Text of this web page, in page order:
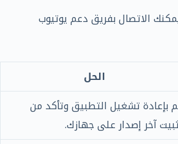
الاتصال بفريق دعم يوتيوب
الحل
بإعادة تشغيل التطبيق وتأكد من
آخر إصدار على جهازك.